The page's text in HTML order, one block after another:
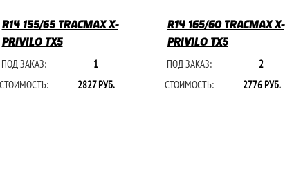
R14 155/65 TRACMAX X-
PRIVILO TX5
ПОД ЗАКАЗ:
1
СТОИМОСТЬ:
2827 РУБ.
R14 165/60 TRACMAX X-
PRIVILO TX5
ПОД ЗАКАЗ:
2
СТОИМОСТЬ:
2776 РУБ.